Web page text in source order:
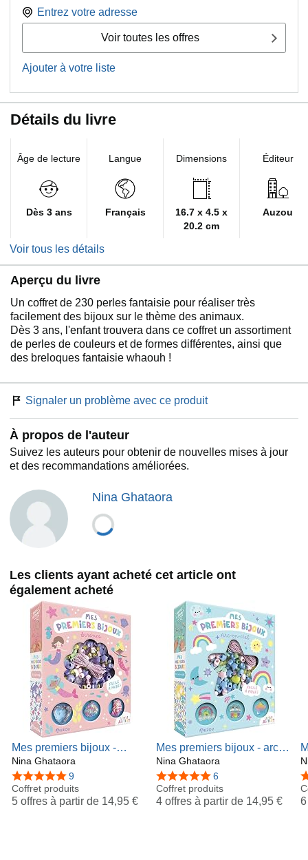
Entrez votre adresse
Voir toutes les offres
Ajouter à votre liste
Détails du livre
Âge de lecture
Dès 3 ans
Langue
Français
Dimensions
16.7 x 4.5 x
20.2 cm
Éditeur
Auzou
Voir tous les détails
Aperçu du livre
Un coffret de 230 perles fantaisie pour réaliser très
facilement des bijoux sur le thème des animaux.
Dès 3 ans, l'enfant trouvera dans ce coffret un assortiment
de perles de couleurs et de formes différentes, ainsi que
des breloques fantaisie whaouh !
Signaler un problème avec ce produit
À propos de l'auteur
Suivez les auteurs pour obtenir de nouvelles mises à jour
et des recommandations améliorées.
Nina Ghataora
Les clients ayant acheté cet article ont
également acheté
Mes premiers bijoux -
sirènes
Nina Ghataora
4,8 sur 5 étoiles
9
Coffret produits
5 offres à partir de 14,95 €
Mes premiers bijoux - arc-
en-ciel
Nina Ghataora
5,0 sur 5 étoiles
6
Coffret produits
4 offres à partir de 14,95 €